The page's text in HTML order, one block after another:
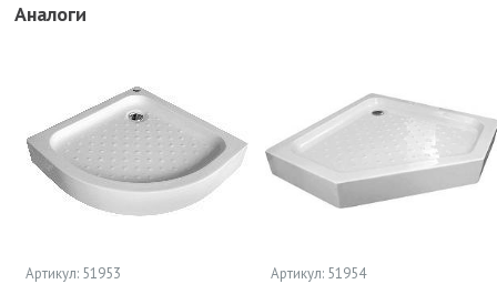
Аналоги
Артикул: 51953 Артикул: 51954